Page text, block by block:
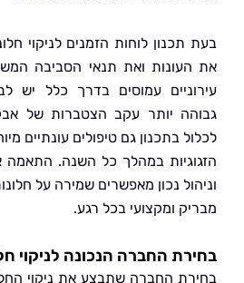
לוחות הזמנים לניקוי חלונות
ואת תנאי הסביבה המשתנים.
עמוסים בדרך כלל יש לבצע
יותר עקב הצטברות של אבק
בתכנון גם טיפולים עונתיים מיוחדים
במהלך כל השנה. התאמה אמינה
נכון מאפשרים שמירה על חלונות
ומקצועי בכל רגע.
החברה הנכונה לניקוי חלונות
החברה שתבצע את ניקוי החלונות